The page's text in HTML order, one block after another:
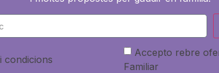
condicions
Accepto rebre
Familiar